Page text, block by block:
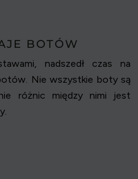
BOTÓW
nadszedł czas na
Nie wszystkie boty są
różnic między nimi jest